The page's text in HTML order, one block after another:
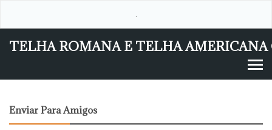
.
TELHA ROMANA E TELHA AMERICANA
Enviar Para Amigos